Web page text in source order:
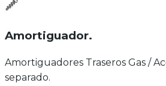
Amortiguador.
Amortiguadores Traseros Gas /
separado.